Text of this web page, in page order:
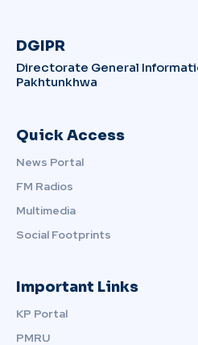
DGIPR
Directorate General
Pakhtunkhwa
Quick Access
News Portal
FM Radios
Multimedia
Social Footprints
Important Links
KP Portal
PMRU